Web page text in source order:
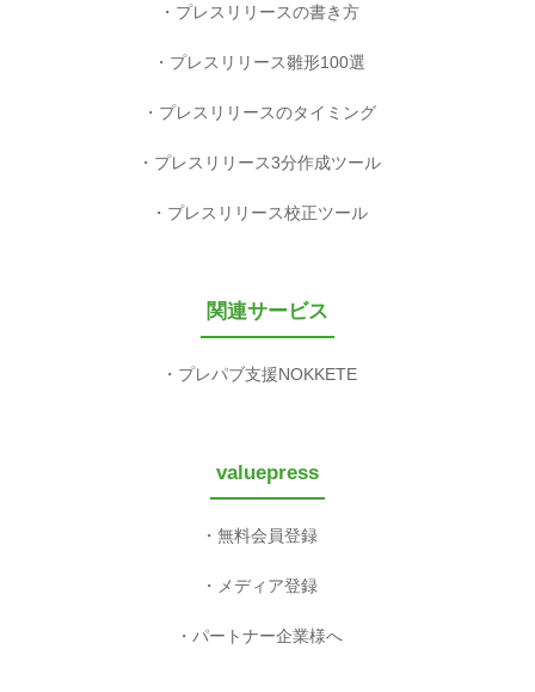
プレスリリースの書き方
プレスリリース雛形100選
プレスリリースのタイミング
プレスリリース3分作成ツール
プレスリリース校正ツール
関連サービス
プレパブ支援NOKKETE
valuepress
無料会員登録
メディア登録
パートナー企業様へ